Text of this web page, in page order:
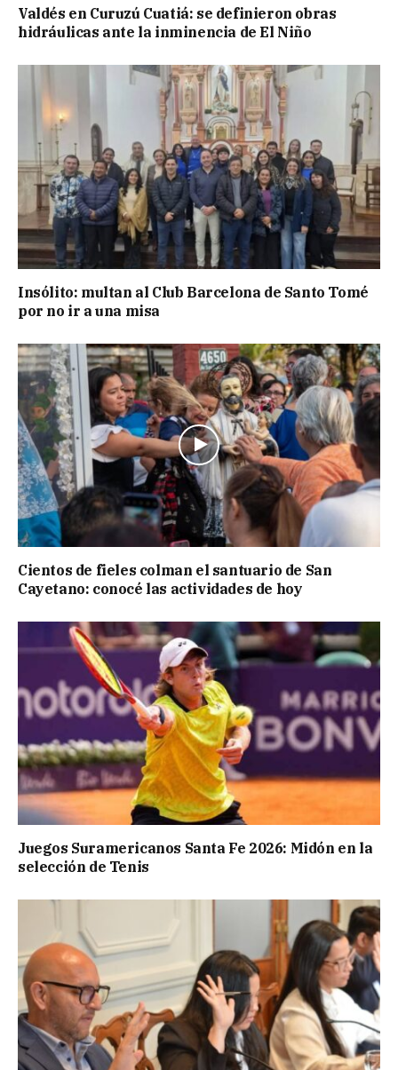
Valdés en Curuzú Cuatiá: se definieron obras
hidráulicas ante la inminencia de El Niño
Insólito: multan al Club Barcelona de Santo Tomé
por no ir a una misa
Cientos de fieles colman el santuario de San
Cayetano: conocé las actividades de hoy
Juegos Suramericanos Santa Fe 2026: Midón en la
selección de Tenis